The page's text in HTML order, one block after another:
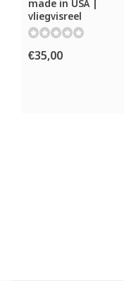
made in USA |
vliegvisreel
€35,00